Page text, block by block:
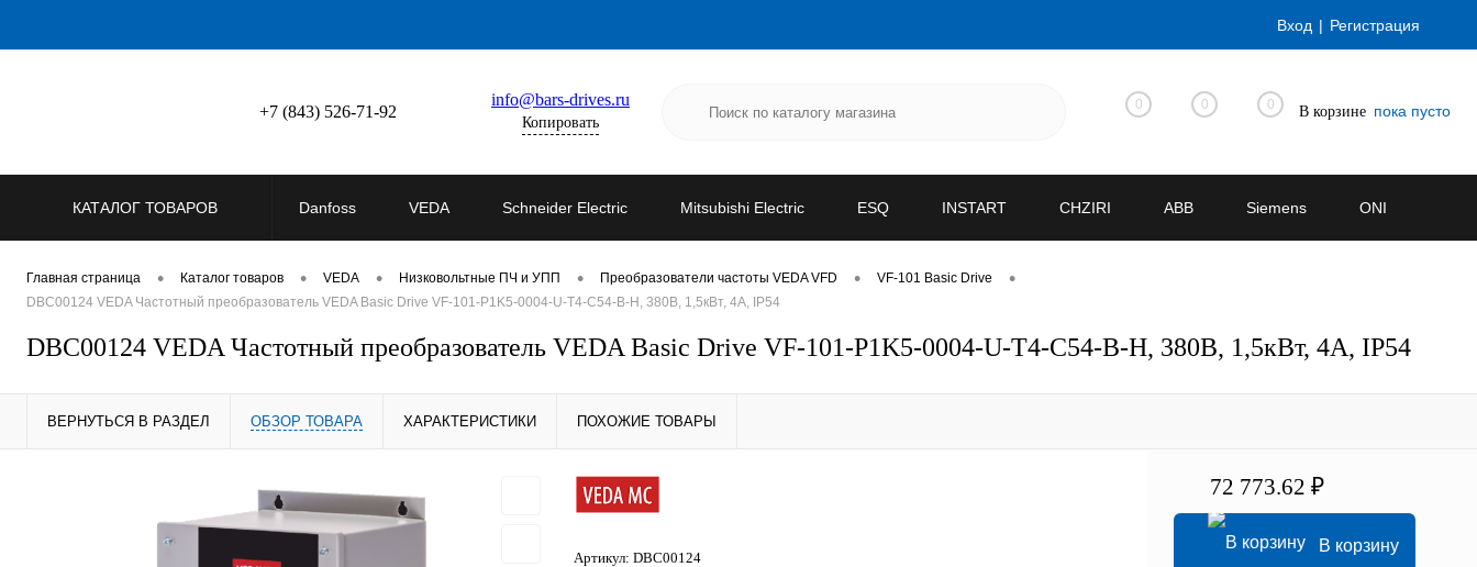
Вход Регистрация
+7 (843) 526-71-92
info@bars-drives.ru
Копировать
0 0 0 В корзине пока пусто
КАТАЛОГ ТОВАРОВ Danfoss VEDA Schneider Electric Mitsubishi Electric ESQ INSTART CHZIRI ABB Siemens ONI
Главная страница • Каталог товаров • VEDA • Низковольтные ПЧ и УПП • Преобразователи частоты VEDA VFD • VF-101 Basic Drive •
DBC00124 VEDA Частотный преобразователь VEDA Basic Drive VF-101-P1K5-0004-U-T4-C54-B-H, 380В, 1,5кВт, 4А, IP54
DBC00124 VEDA Частотный преобразователь VEDA Basic Drive VF-101-P1K5-0004-U-T4-C54-B-H, 380В, 1,5кВт, 4А, IP54
ВЕРНУТЬСЯ В РАЗДЕЛ ОБЗОР ТОВАРА ХАРАКТЕРИСТИКИ ПОХОЖИЕ ТОВАРЫ
Артикул: DBC00124
72 773.62 ₽
В корзину